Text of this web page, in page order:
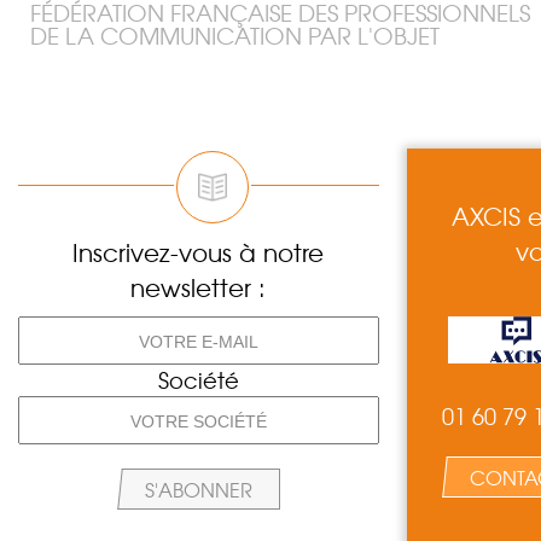
FÉDÉRATION FRANÇAISE DES PROFESSIONNELS
DE LA COMMUNICATION PAR L'OBJET
Inscrivez-vous à notre
newsletter :
Société
AXCIS
01 60 79